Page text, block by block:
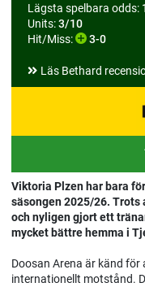
Lägsta spelbara odds:
Units:3/10
Hit/Miss:
3-0
Läs Bethard
Viktoria Plzen har bara
säsongen 2025/26.
och nyligen gjort ett
mycket bättre hemma i
Doosan Arena är känd
internationellt motstånd.